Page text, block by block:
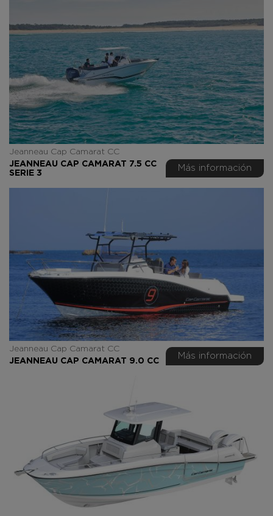
Jeanneau Cap Camarat CC
JEANNEAU CAP CAMARAT 7.5 CC
SERIE 3
Más información
Jeanneau Cap Camarat CC
JEANNEAU CAP CAMARAT 9.0 CC
Más información